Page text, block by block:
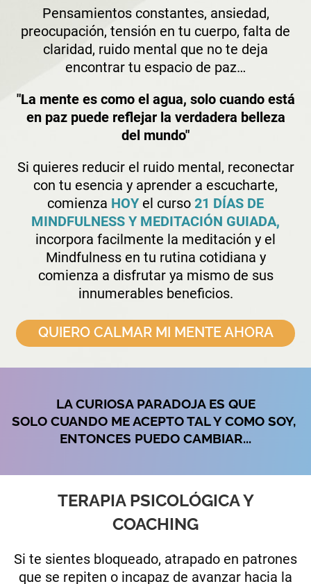
Pensamientos constantes, ansiedad,
preocupación, tensión en tu cuerpo, falta de
claridad, ruido mental que no te deja
encontrar tu espacio de paz…
"La mente es como el agua, solo cuando está
en paz puede reflejar la verdadera belleza
del mundo"
Si quieres reducir el ruido mental, reconectar
con tu esencia y aprender a escucharte,
comienza HOY el curso 21 DÍAS DE
MINDFULNESS Y MEDITACIÓN GUIADA,
incorpora facilmente la meditación y el
Mindfulness en tu rutina cotidiana y
comienza a disfrutar ya mismo de sus
innumerables beneficios.
QUIERO CALMAR MI MENTE AHORA
LA CURIOSA PARADOJA ES QUE
SOLO CUANDO ME ACEPTO TAL Y COMO SOY,
ENTONCES PUEDO CAMBIAR...
TERAPIA PSICOLÓGICA Y
COACHING
Si te sientes bloqueado, atrapado en patrones
que se repiten o incapaz de avanzar hacia la